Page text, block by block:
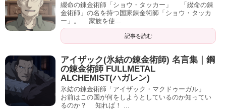
綴命の錬金術師「ショウ・タッカー」 「綴命の錬
金術師」の名を持つ国家錬金術師「ショウ・タッカ
ー」。 家族を使...
記事を読む
アイザック(氷結の錬金術師) 名言集｜鋼
の錬金術師 FULLMETAL
ALCHEMIST(ハガレン)
氷結の錬金術師「アイザック・マクドゥーガル」
お前はこの国が何をしようとしているのか知ってい
るのか？ 知れば！ ...